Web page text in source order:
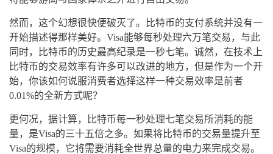
然而，这个幻想很快便破灭了。比特币的支付系统并没有一
开始描述得那样美好。Visa能够每秒处理六万笔交易，与此
同时，比特币的历史最高纪录是一秒七笔。诚然，在技术上
比特币的交易效率有许多可以改进的地方，但是作为一个开
始，你该如何说服消费者选择这样一种交易效率是前者
0.01%的全新方式呢？
更何况，据计算，比特币每一秒处理七笔交易所消耗的能
量，是Visa的三十五倍之多。如果将比特币的交易量提升至
Visa的规模，它将需要消耗全世界总量的电力来完成交易。